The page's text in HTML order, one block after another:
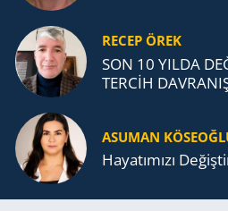
RECEP ÖREK
SON 10 YILDA
TERCİH
ASUMAN
Ha­ya­tı­mı­zı